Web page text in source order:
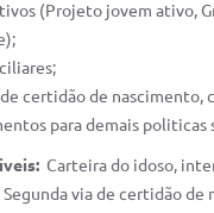
jovem ativo,
de nascimento,
para demais politicas
Carteira do idoso,
certidão de